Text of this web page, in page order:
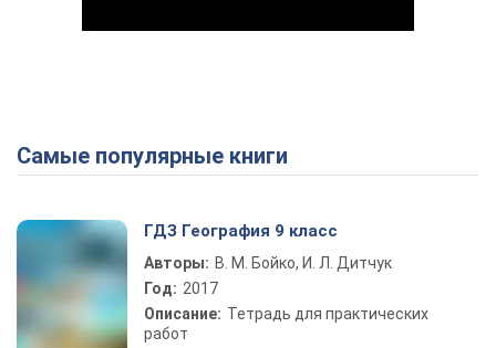
Play Video
Самые популярные книги
ГДЗ География 9 класс
Авторы: В. М. Бойко, И. Л. Дитчук
Год: 2017
Описание: Тетрадь для практических
работ